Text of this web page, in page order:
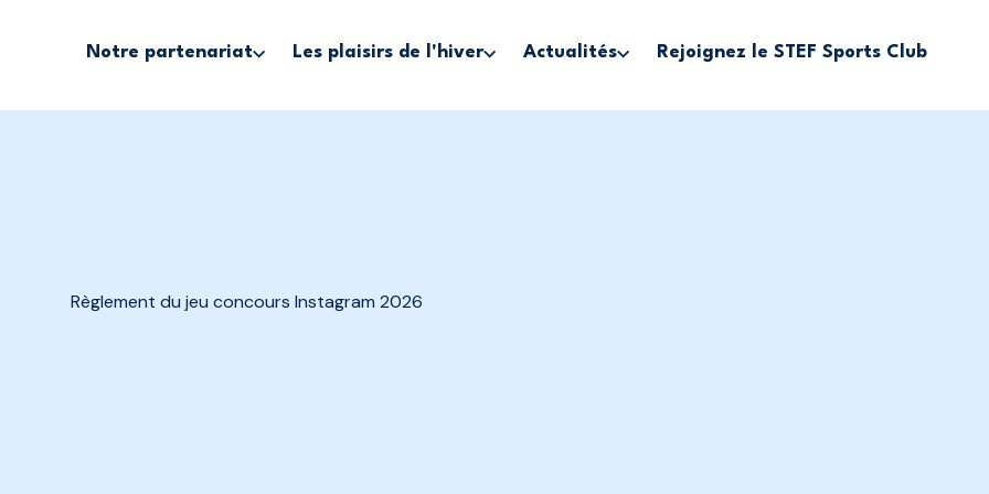
Notre partenariat Les plaisirs de l'hiver Actualités Rejoignez le STEF Sports Club
Règlement du jeu concours Instagram 2026